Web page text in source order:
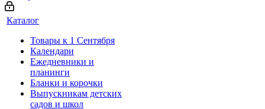
Каталог
Товары к 1 Сентября
Календари
Ежедневники и
планинги
Бланки и корочки
Выпускникам детских
садов и школ